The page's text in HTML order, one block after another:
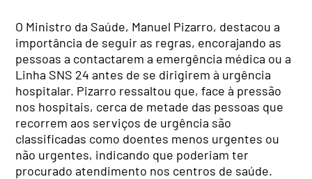
O Ministro da Saúde, Manuel Pizarro, destacou a
importância de seguir as regras, encorajando as
pessoas a contactarem a emergência médica ou a
Linha SNS 24 antes de se dirigirem à urgência
hospitalar. Pizarro ressaltou que, face à pressão
nos hospitais, cerca de metade das pessoas que
recorrem aos serviços de urgência são
classificadas como doentes menos urgentes ou
não urgentes, indicando que poderiam ter
procurado atendimento nos centros de saúde.